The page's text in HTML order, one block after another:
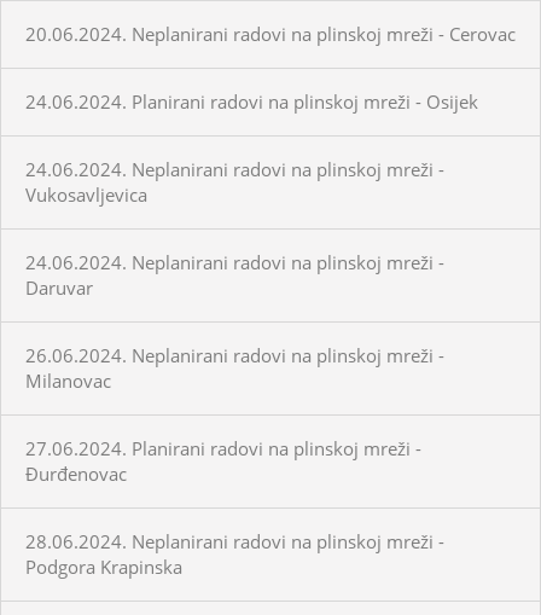
20.06.2024. Neplanirani radovi na plinskoj mreži - Cerovac
24.06.2024. Planirani radovi na plinskoj mreži - Osijek
24.06.2024. Neplanirani radovi na plinskoj mreži -
Vukosavljevica
24.06.2024. Neplanirani radovi na plinskoj mreži -
Daruvar
26.06.2024. Neplanirani radovi na plinskoj mreži -
Milanovac
27.06.2024. Planirani radovi na plinskoj mreži -
Đurđenovac
28.06.2024. Neplanirani radovi na plinskoj mreži -
Podgora Krapinska